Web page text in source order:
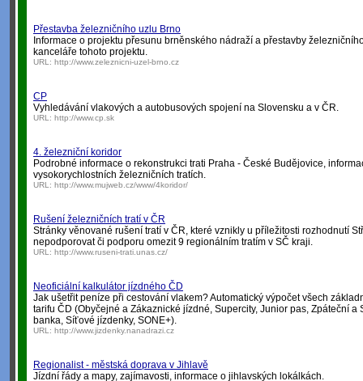
Přestavba železničního uzlu Brno
Informace o projektu přesunu brněnského nádraží a přestavby
kanceláře tohoto projektu.
URL: http://www.zeleznicni-uzel-brno.cz
CP
Vyhledávání vlakových a autobusových spojení na Slovensku a v ČR.
URL: http://www.cp.sk
4. železniční koridor
Podrobné informace o rekonstrukci trati Praha - České Budějovice,
vysokorychlostních železničních tratích.
URL: http://www.mujweb.cz/www/4koridor/
Rušení železničních tratí v ČR
Stránky věnované rušení tratí v ČR, které vznikly u příležitosti rozhodnutí
nepodporovat či podporu omezit 9 regionálním tratím v SČ kraji.
URL: http://www.ruseni-trati.unas.cz/
Neoficiální kalkulátor jízdného ČD
Jak ušetřit peníze při cestování vlakem? Automatický výpočet všech
tarifu ČD (Obyčejné a Zákaznické jízdné, Supercity, Junior pas, Zpáteční a
banka, Síťové jízdenky, SONE+).
URL: http://www.jizdenky.nanadrazi.cz
Regionalist - městská doprava v Jihlavě
Jízdní řády a mapy, zajímavosti, informace o jihlavských lokálkách.